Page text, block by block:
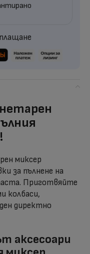
миксер
за пълнене на
Приготвяйте
колбаси,
директно
аксесоари